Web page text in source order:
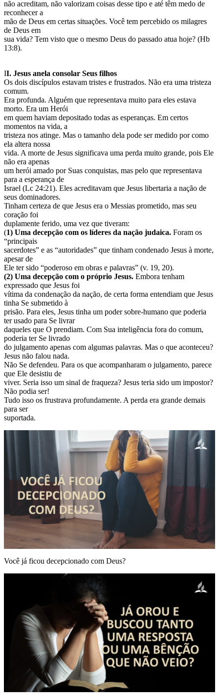
não acreditam, não valorizam coisas desse tipo e até têm medo de
reconhecer a
mão de Deus em certas situações. Você tem percebido os milagres
de Deus em
sua vida? Tem visto que o mesmo Deus do passado atua hoje? (Hb
13:8).
II. Jesus anela consolar Seus filhos
Os dois discípulos estavam tristes e frustrados. Não era uma tristeza
comum.
Era profunda. Alguém que representava muito para eles estava
morto. Era um Herói
em quem haviam depositado todas as esperanças. Em certos
momentos na vida, a
tristeza nos atinge. Mas o tamanho dela pode ser medido por como
ela altera nossa
vida. A morte de Jesus significava uma perda muito grande, pois Ele
não era apenas
um herói amado por Suas conquistas, mas pelo que representava
para a esperança de
Israel (Lc 24:21). Eles acreditavam que Jesus libertaria a nação de
seus dominadores.
Tinham certeza de que Jesus era o Messias prometido, mas seu
coração foi
duplamente ferido, uma vez que tiveram:
(1) Uma decepção com os líderes da nação judaica. Foram os
“principais
sacerdotes” e as “autoridades” que tinham condenado Jesus à morte,
apesar de
Ele ter sido “poderoso em obras e palavras” (v. 19, 20).
(2) Uma decepção com o próprio Jesus. Embora tenham
expressado que Jesus foi
vítima da condenação da nação, de certa forma entendiam que Jesus
tinha Se submetido à
prisão. Para eles, Jesus tinha um poder sobre-humano que poderia
ter usado para Se livrar
daqueles que O prendiam. Com Sua inteligência fora do comum,
poderia ter Se livrado
do julgamento apenas com algumas palavras. Mas o que aconteceu?
Jesus não falou nada.
Não Se defendeu. Para os que acompanharam o julgamento, parece
que Ele desistiu de
viver. Seria isso um sinal de fraqueza? Jesus teria sido um impostor?
Não podia ser!
Tudo isso os frustrava profundamente. A perda era grande demais
para ser
suportada.
Você já ficou decepcionado com Deus?